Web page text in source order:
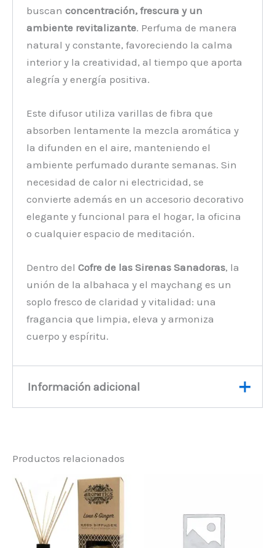
buscanconcentración, frescura y un
ambiente revitalizante. Perfuma de manera
natural y constante, favoreciendo la calma
interior y la creatividad, al tiempo que aporta
alegría y energía positiva.
Este difusor utiliza varillas de fibra que
absorben lentamente la mezcla aromática y
la difunden en el aire, manteniendo el
ambiente perfumado durante semanas. Sin
necesidad de calor ni electricidad, se
convierte además en un accesorio decorativo
elegante y funcional para el hogar, la oficina
o cualquier espacio de meditación.
Dentro delCofre de las Sirenas Sanadoras, la
unión de la albahaca y el maychang es un
soplo fresco de claridad y vitalidad: una
fragancia que limpia, eleva y armoniza
cuerpo y espíritu.
Información adicional
Productos relacionados